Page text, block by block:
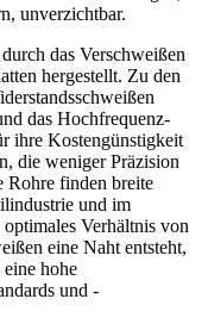
unverzichtbar.
das Verschweißen
hergestellt. Zu den
das Hochfrequenz-
ihre Kostengünstigkeit
die weniger Präzision
Rohre finden breite
und im
Verhältnis von
eine Naht entsteht,
hohe
und -